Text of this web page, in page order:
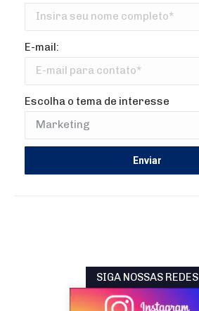
E-mail:
Escolha o tema de interesse
SIGA NOSSAS REDES